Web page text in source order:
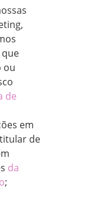
ou
de
em
de
da
;